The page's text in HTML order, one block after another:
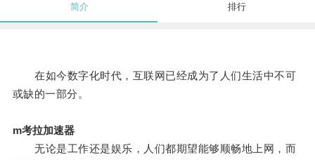
简介 排行
在如今数字化时代，互联网已经成为了人们生活中不可
或缺的一部分。
m考拉加速器
无论是工作还是娱乐，人们都期望能够顺畅地上网，而